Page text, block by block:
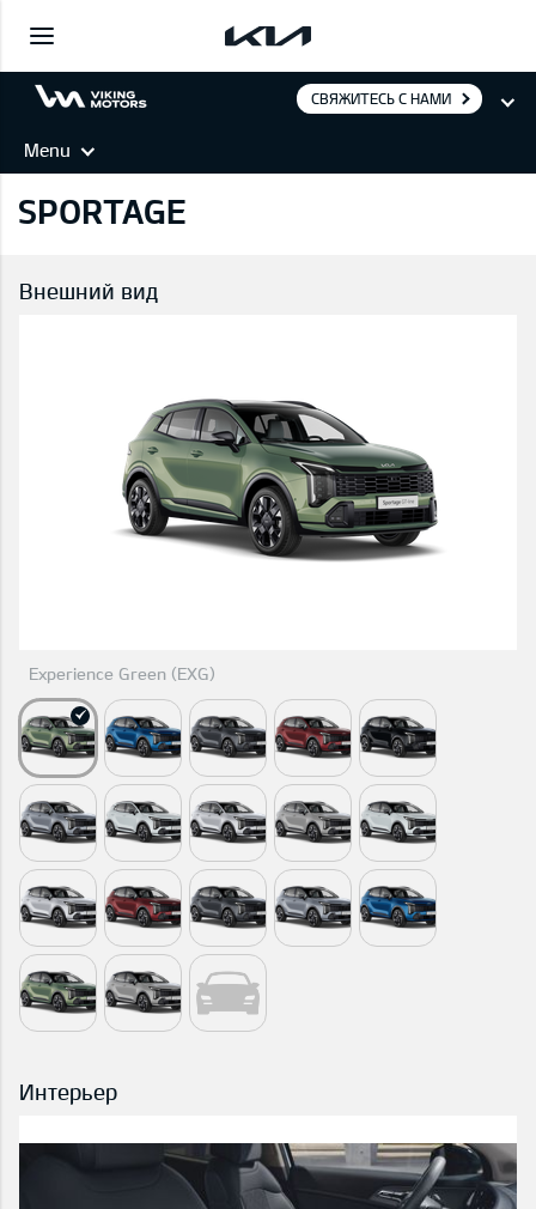
СВЯЖИТЕСЬ С НАМИ
Menu
SPORTAGE
Внешний вид
Experience Green (EXG)
Интерьер